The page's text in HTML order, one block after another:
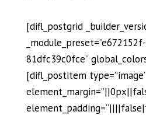
[difl_postgrid
81dfc39c0fce”
[difl_postitem